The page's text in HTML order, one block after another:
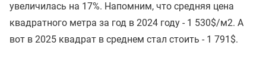
увеличилась на 17%. Напомним, что средняя цена
квадратного метра за год в 2024 году - 1 530$/м2. А
вот в 2025 квадрат в среднем стал стоить - 1 791$.